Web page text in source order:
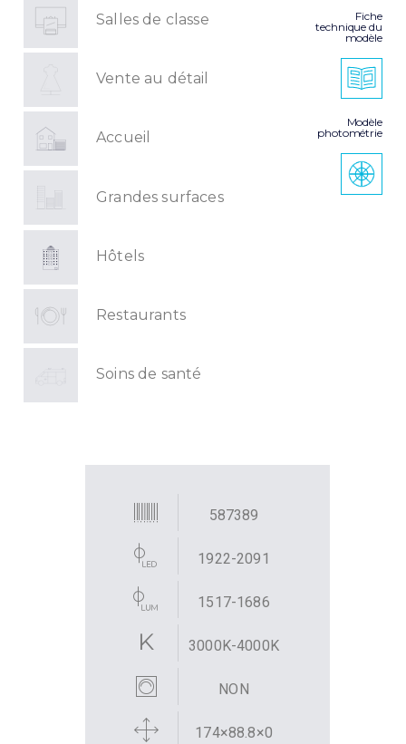
Salles de classe
Vente au détail
Accueil
Grandes surfaces
Hôtels
Restaurants
Soins de santé
Fiche
technique du
modèle
Modèle
photométrie
587389
1922-2091
1517-1686
3000K-4000K
NON
174×88.8×0